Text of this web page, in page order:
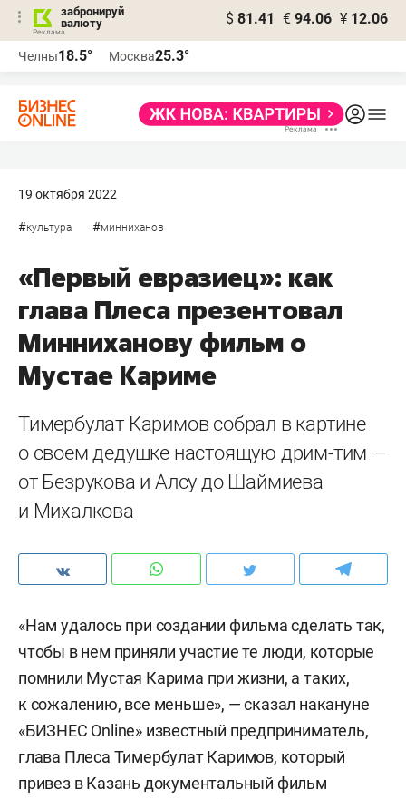
забронируй
валюту
$ 81.41 € 94.06 ¥ 12.06
Челны18.5° Москва25.3°
19 октября 2022
#культура #минниханов
«Первый евразиец»: как
глава Плеса презентовал
Минниханову фильм о
Мустае Кариме
Тимербулат Каримов собрал в картине
о своем дедушке настоящую дрим-тим —
от Безрукова и Алсу до Шаймиева
и Михалкова
«Нам удалось при создании фильма сделать так,
чтобы в нем приняли участие те люди, которые
помнили Мустая Карима при жизни, а таких,
к сожалению, все меньше», — сказал накануне
«БИЗНЕС Online» известный предприниматель,
глава Плеса Тимербулат Каримов, который
привез в Казань документальный фильм